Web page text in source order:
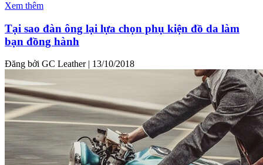
Xem thêm
Tại sao đàn ông lại lựa chọn phụ kiện đồ da làm
bạn đồng hành
Đăng bởi GC Leather | 13/10/2018